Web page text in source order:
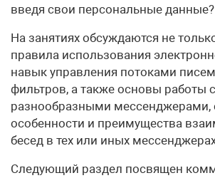
введя свои персональные данные?
На занятиях обсуждаются не
правила использования
навык управления потоками
фильтров, а также основы работы с
разнообразными мессенджерами,
особенности и преимущества
бесед в тех или иных
Следующий раздел посвящен